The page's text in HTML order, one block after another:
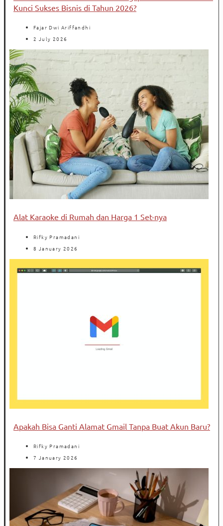
Kunci Sukses Bisnis di Tahun 2026?
Fajar Dwi Ariffandhi
2 July 2026
Alat Karaoke di Rumah dan Harga 1 Set-nya
Rifky Pramadani
8 January 2026
Apakah Bisa Ganti Alamat Gmail Tanpa Buat Akun Baru?
Rifky Pramadani
7 January 2026